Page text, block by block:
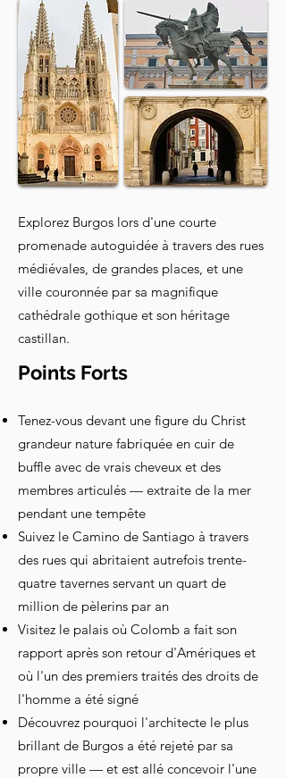
Explorez Burgos lors d'une courte
promenade autoguidée à travers des rues
médiévales, de grandes places, et une
ville couronnée par sa magnifique
cathédrale gothique et son héritage
castillan.
Points Forts
Tenez-vous devant une figure du Christ
grandeur nature fabriquée en cuir de
buffle avec de vrais cheveux et des
membres articulés — extraite de la mer
pendant une tempête
Suivez le Camino de Santiago à travers
des rues qui abritaient autrefois trente-
quatre tavernes servant un quart de
million de pèlerins par an
Visitez le palais où Colomb a fait son
rapport après son retour d'Amériques et
où l'un des premiers traités des droits de
l'homme a été signé
Découvrez pourquoi l'architecte le plus
brillant de Burgos a été rejeté par sa
propre ville — et est allé concevoir l'une